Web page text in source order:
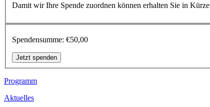
Damit wir Ihre Spende zuordnen können erhalten Sie in
Spendensumme: €50,00
Footer
Inhalt
Programm
Aktuelles